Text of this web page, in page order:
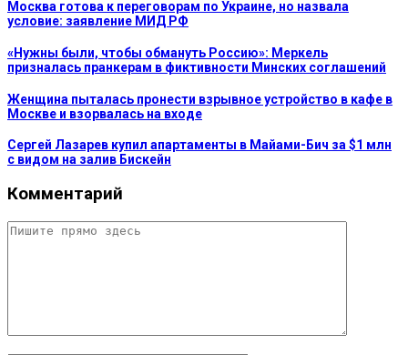
Москва готова к переговорам по Украине, но назвала
условие: заявление МИД РФ
«Нужны были, чтобы обмануть Россию»: Меркель
призналась пранкерам в фиктивности Минских соглашений
Женщина пыталась пронести взрывное устройство в кафе в
Москве и взорвалась на входе
Сергей Лазарев купил апартаменты в Майами-Бич за $1 млн
с видом на залив Бискейн
Комментарий